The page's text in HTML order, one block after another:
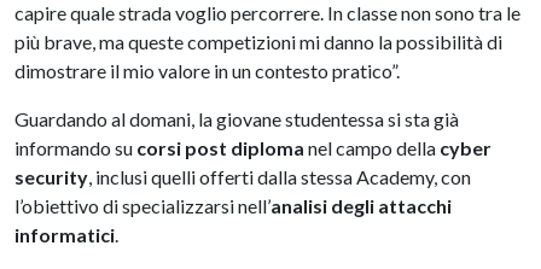
capire quale strada voglio percorrere. In classe non sono tra le
più brave, ma queste competizioni mi danno la possibilità di
dimostrare il mio valore in un contesto pratico”.
Guardando al domani, la giovane studentessa si sta già
informando su corsi post diploma nel campo della cyber
security, inclusi quelli offerti dalla stessa Academy, con
l’obiettivo di specializzarsi nell’analisi degli attacchi
informatici.